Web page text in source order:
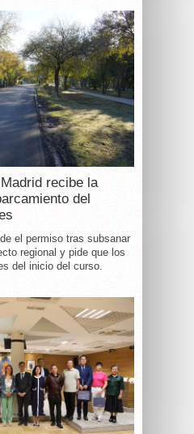
recibe la
del
el permiso tras subsanar
regional y pide que los
del inicio del curso.